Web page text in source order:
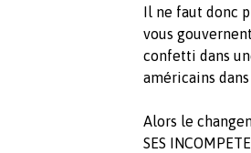
Il ne faut donc
vous
confetti dans
américains
Alors le
SES